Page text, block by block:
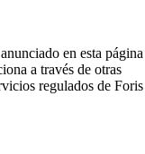
en esta página
a través de otras
regulados de Foris